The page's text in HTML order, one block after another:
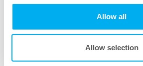
Allow all
Allow selection